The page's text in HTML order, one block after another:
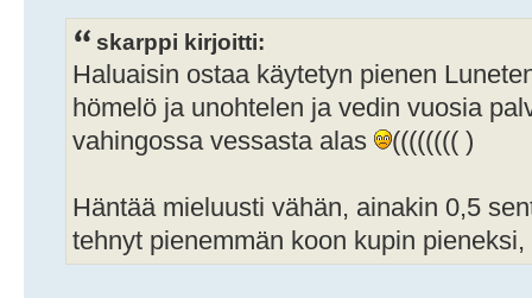
skarppi kirjoitti:
Haluaisin ostaa käytetyn pienen
hömelö ja unohtelen ja vedin vuosia
vahingossa vessasta alas
(((((((( )
Häntää mieluusti vähän, ainakin 0,5
tehnyt pienemmän koon kupin